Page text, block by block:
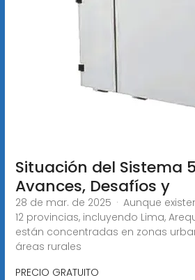
Situación del Sistema
Avances, Desafíos y
28 de mar. de 2025 · Aunque
12 provincias, incluyendo Lima,
están concentradas en zonas
áreas rurales
PRECIO GRATUITO